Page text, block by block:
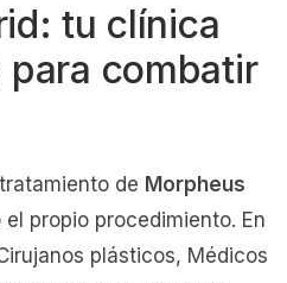
tu clínica
combatir
de Morpheus
propio procedimiento. En
plásticos, Médicos